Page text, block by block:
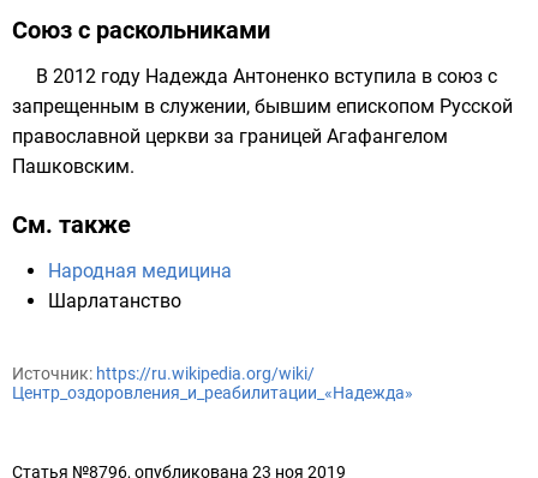
Союз с раскольниками
В 2012 году Надежда Антоненко вступила в союз с
запрещенным в служении, бывшим епископом Русской
православной церкви за границей Агафангелом
Пашковским.
См. также
Народная медицина
Шарлатанство
Источник: https://ru.wikipedia.org/wiki/
Центр_оздоровления_и_реабилитации_«Надежда»
Статья №8796, опубликована 23 ноя 2019